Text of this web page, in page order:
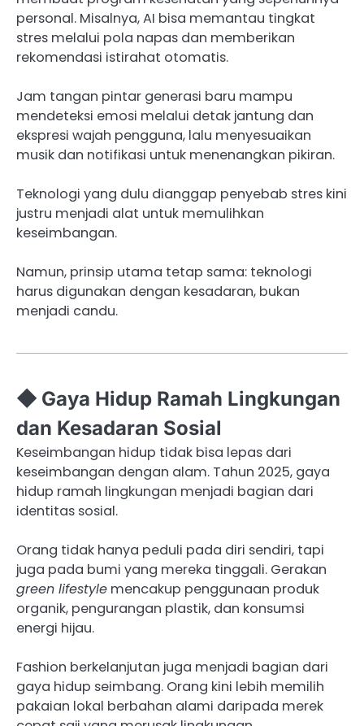
personal. Misalnya, AI bisa memantau tingkat
stres melalui pola napas dan memberikan
rekomendasi istirahat otomatis.
Jam tangan pintar generasi baru mampu
mendeteksi emosi melalui detak jantung dan
ekspresi wajah pengguna, lalu menyesuaikan
musik dan notifikasi untuk menenangkan pikiran.
Teknologi yang dulu dianggap penyebab stres kini
justru menjadi alat untuk memulihkan
keseimbangan.
Namun, prinsip utama tetap sama: teknologi
harus digunakan dengan kesadaran, bukan
menjadi candu.
◆ Gaya Hidup Ramah Lingkungan
dan Kesadaran Sosial
Keseimbangan hidup tidak bisa lepas dari
keseimbangan dengan alam. Tahun 2025, gaya
hidup ramah lingkungan menjadi bagian dari
identitas sosial.
Orang tidak hanya peduli pada diri sendiri, tapi
juga pada bumi yang mereka tinggali. Gerakan
green lifestyle mencakup penggunaan produk
organik, pengurangan plastik, dan konsumsi
energi hijau.
Fashion berkelanjutan juga menjadi bagian dari
gaya hidup seimbang. Orang kini lebih memilih
pakaian lokal berbahan alami daripada merek